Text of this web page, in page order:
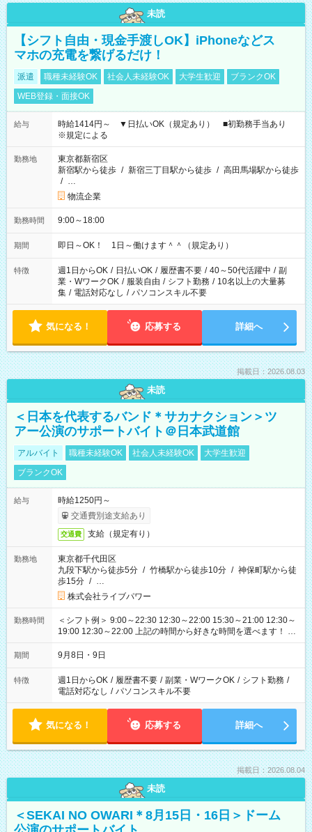
未読
【シフト自由・現金手渡しOK】iPhoneなどス
マホの充電を繋げるだけ！
派遣 職種未経験OK 社会人未経験OK 大学生歓迎
ブランクOK
WEB登録・面接OK
給与
時給1414円～ ▼日払いOK（規定あり） ■初勤務手当あり
※規定による
勤務地
東京都新宿区
新宿駅から徒歩 / 新宿三丁目駅から徒歩 / 高田馬場駅から徒歩
/ …
物流企業
勤務時間 9:00～18:00
期間 即日～OK！ 1日～働けます＾＾（規定あり）
特徴 週1日からOK / 日払いOK / 履歴書不要 / 40～50代活躍中 / 副
業・WワークOK / 服装自由 / シフト勤務 / 10名以上の大量募
集 / 電話対応なし / パソコンスキル不要
気になる！ 応募する 詳細へ
掲載日：2026.08.03
未読
＜日本を代表するバンド＊サカナクション＞ツ
アー公演のサポートバイト＠日本武道館
アルバイト 職種未経験OK 社会人未経験OK
大学生歓迎
ブランクOK
給与
時給1250円～
交通費別途支給あり
交通費 支給（規定有り）
勤務地
東京都千代田区
九段下駅から徒歩5分 / 竹橋駅から徒歩10分 / 神保町駅から徒
歩15分 / …
株式会社ライブパワー
勤務時間
＜シフト例＞ 9:00～22:30 12:30～22:00 15:30～21:00 12:30～
19:00 12:30～22:00 上記の時間から好きな時間を選べます！ ※
時間は変更となる可能性があります
期間 9月8日・9日
特徴 週1日からOK / 履歴書不要 / 副業・WワークOK / シフト勤務 /
電話対応なし / パソコンスキル不要
気になる！ 応募する 詳細へ
掲載日：2026.08.04
未読
＜SEKAI NO OWARI＊8月15日・16日＞ドーム